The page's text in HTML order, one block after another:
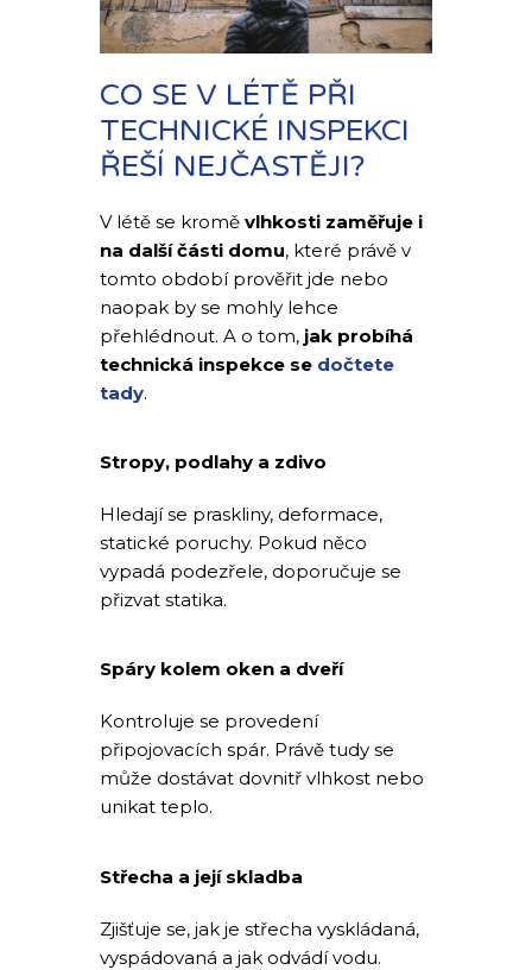
CO SE V LÉTĚ PŘI
TECHNICKÉ INSPEKCI
ŘEŠÍ NEJČASTĚJI?
V létě se kromě vlhkosti zaměřuje i
na další části domu, které právě v
tomto období prověřit jde nebo
naopak by se mohly lehce
přehlédnout. A o tom, jak probíhá
technická inspekce se dočtete
tady.
Stropy, podlahy a zdivo
Hledají se praskliny, deformace,
statické poruchy. Pokud něco
vypadá podezřele, doporučuje se
přizvat statika.
Spáry kolem oken a dveří
Kontroluje se provedení
připojovacích spár. Právě tudy se
může dostávat dovnitř vlhkost nebo
unikat teplo.
Střecha a její skladba
Zjišťuje se, jak je střecha vyskládaná,
vyspádovaná a jak odvádí vodu.